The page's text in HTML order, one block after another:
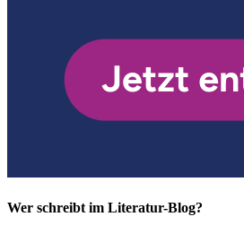
Wer schreibt im Literatur-Blog?